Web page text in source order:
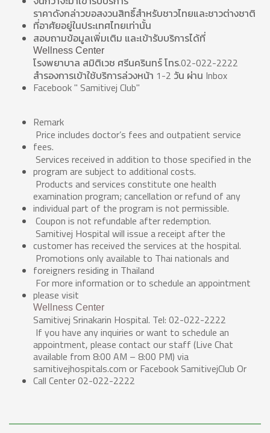
ราคาดังกล่าวขอสงวนสิทธิ์สำหรับชาวไทยและชาวต่างชาติ
ที่อาศัยอยู่ในประเทศไทยเท่านั้น
สอบถามข้อมูลเพิ่มเติม และเข้ารับบริการได้ที่
Wellness Center
โรงพยาบาล สมิติเวช ศรีนครินทร์ โทร.02-022-2222
สำรองการเข้าใช้บริการล่วงหน้า 1-2 วัน ผ่าน Inbox
Facebook " Samitivej Club"
Remark
Price includes doctor’s fees and outpatient service
fees.
Services received in addition to those specified in the
program are subject to additional costs.
Products and services constitute one health
examination program; cancellation or refund of any
individual part of the program is not permissible.
Coupon is not refundable after redemption.
Samitivej Hospital will issue a receipt after the
customer has received the services at the hospital.
Promotions only available to Thai nationals and
foreigners residing in Thailand
For more information or to schedule an appointment
please visit
Wellness Center
Samitivej Srinakarin Hospital. Tel: 02-022-2222
If you have any inquiries or want to schedule an
appointment, please contact our staff (Live Chat
available from 8:00 AM – 8:00 PM) via
samitivejhospitals.com or Facebook SamitivejClub Or
Call Center 02-022-2222